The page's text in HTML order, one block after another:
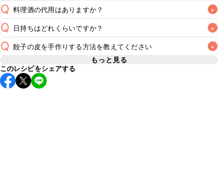
Q 料理酒の代用はありますか？ +
A
Q 日持ちはどれくらいですか？ +
A
保存期間は冷蔵で翌日中が目安です。なるべくお早めにお召
※日持ちは目安です。
Q 餃子の皮を手作りする方法を教えてください +
A こちら
もっと見る
このレシピをシェアする